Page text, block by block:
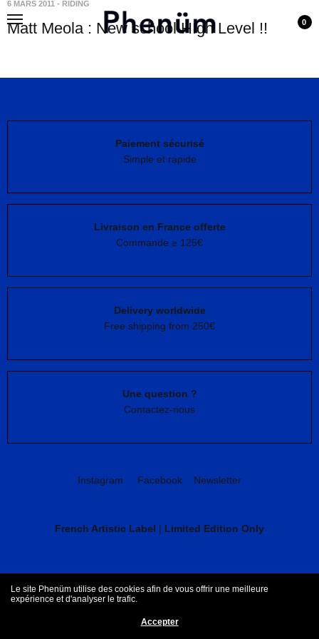
0
6 MARS 2011 - RIDING
Matt Meola : New school HIgh Level !!
Paiement sécurisé
Simple et rapide
Livraison en France offerte
Commande ≥ 125€
Delivery worldwide
Free shipping from 250€
Une question ?
Contactez-nous
Instagram Facebook Newsletter
French Artistic Label | Limited Edition Only
CGV Mentions légales
Le site Phenüm utilise des cookies afin de vous offrir une meilleure
expérience et d'analyser le trafic.
Accepter